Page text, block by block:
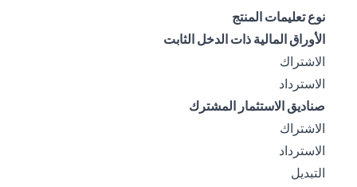
نوع تعليمات المنتج
الأوراق المالية ذات الدخل الثابت
الاشتراك
الاسترداد
صناديق الاستثمار المشترك
الاشتراك
الاسترداد
التبديل